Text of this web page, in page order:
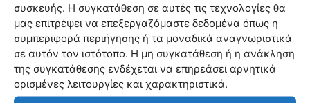
συσκευής. Η συγκατάθεση σε αυτές τις τεχνολογίες θα
μας επιτρέψει να επεξεργαζόμαστε δεδομένα όπως η
συμπεριφορά περιήγησης ή τα μοναδικά αναγνωριστικά
σε αυτόν τον ιστότοπο. Η μη συγκατάθεση ή η ανάκληση
της συγκατάθεσης ενδέχεται να επηρεάσει αρνητικά
ορισμένες λειτουργίες και χαρακτηριστικά.
GIRA